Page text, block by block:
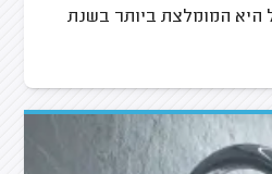
היא המומלצת ביותר בשנת